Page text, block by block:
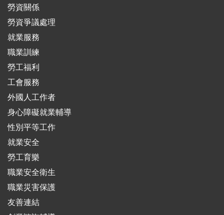
勞資關係
勞資爭議處理
就業服務
職業訓練
勞工福利
工會服務
外國人工作者
身心障礙就業輔導
性別平等工作
就業安全
勞工育樂
職業安全衛生
職業災害保護
友善連結